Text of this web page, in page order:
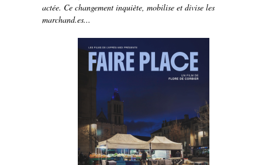
actée. Ce changement inquiète, mobilise et divise les
marchand.es...